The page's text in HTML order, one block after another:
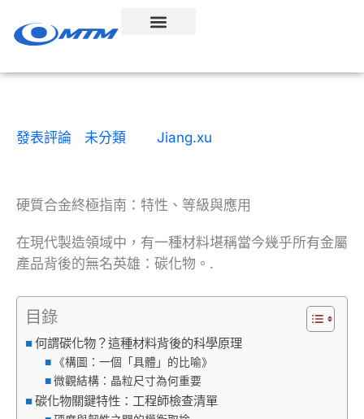
容
發表評論 未分類 Jiang.xu
硬質合金終極指南：特性、等級與應用
在現代製造領域中，有一種材料堪稱當今幾乎所有金屬
產品背後的無名英雄：碳化物。.
目錄
何謂碳化物？這種材料背後的科學原理
《構圖：一個「具體」的比喻》
微觀結構：晶粒尺寸為何重要
碳化物關鍵特性：工程師檢查清單